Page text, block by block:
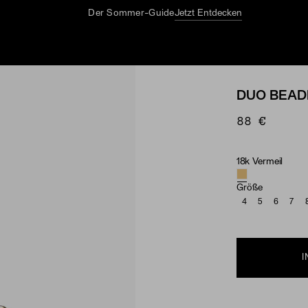
Der Sommer-GuideJetzt Entdecken
DUO
88 €
Material
18k Vermeil
Größe
4 5 6 7